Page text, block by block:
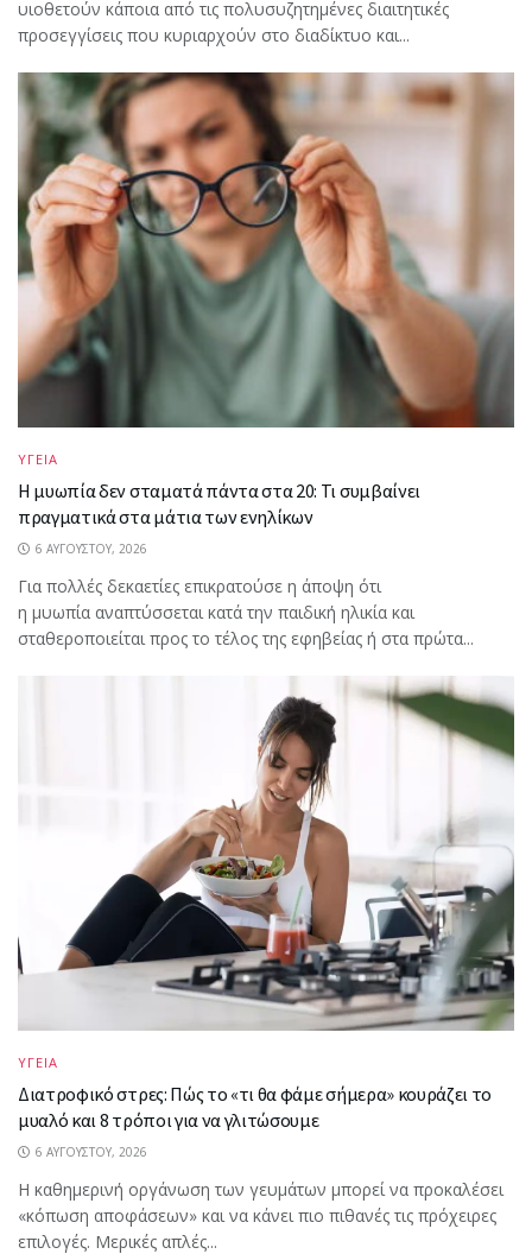
υιοθετούν κάποια από τις πολυσυζητημένες διαιτητικές
προσεγγίσεις που κυριαρχούν στο διαδίκτυο και...
ΥΓΕΙΑ
Η μυωπία δεν σταματά πάντα στα 20: Τι συμβαίνει
πραγματικά στα μάτια των ενηλίκων
6 ΑΥΓΟΎΣΤΟΥ, 2026
Για πολλές δεκαετίες επικρατούσε η άποψη ότι
η μυωπία αναπτύσσεται κατά την παιδική ηλικία και
σταθεροποιείται προς το τέλος της εφηβείας ή στα πρώτα...
ΥΓΕΙΑ
Διατροφικό στρες: Πώς το «τι θα φάμε σήμερα» κουράζει το
μυαλό και 8 τρόποι για να γλιτώσουμε
6 ΑΥΓΟΎΣΤΟΥ, 2026
Η καθημερινή οργάνωση των γευμάτων μπορεί να προκαλέσει
«κόπωση αποφάσεων» και να κάνει πιο πιθανές τις πρόχειρες
επιλογές. Μερικές απλές...